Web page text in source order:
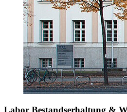
Labor Bestandserhaltung &